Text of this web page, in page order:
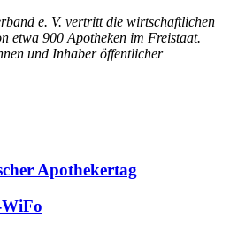
e. V. vertritt die wirtschaftlichen
etwa 900 Apotheken im Freistaat.
und Inhaber öffentlicher
Apothekertag